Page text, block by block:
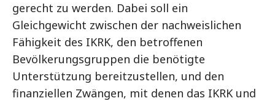
gerecht zu werden. Dabei soll ein
Gleichgewicht zwischen der nachweislichen
Fähigkeit des IKRK, den betroffenen
Bevölkerungsgruppen die benötigte
Unterstützung bereitzustellen, und den
finanziellen Zwängen, mit denen das IKRK und